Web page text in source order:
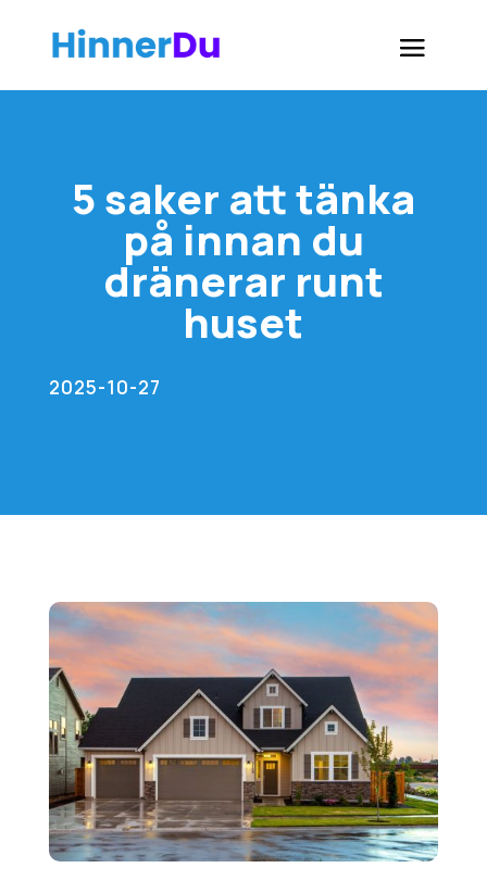
5 saker att tänka
på innan du
dränerar runt
huset
2025-10-27